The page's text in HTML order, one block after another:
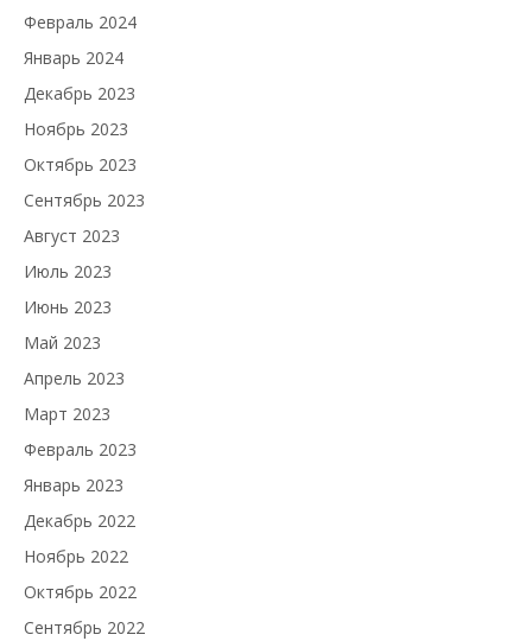
Февраль 2024
Январь 2024
Декабрь 2023
Ноябрь 2023
Октябрь 2023
Сентябрь 2023
Август 2023
Июль 2023
Июнь 2023
Май 2023
Апрель 2023
Март 2023
Февраль 2023
Январь 2023
Декабрь 2022
Ноябрь 2022
Октябрь 2022
Сентябрь 2022